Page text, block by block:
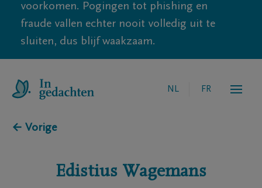
voorkomen. Pogingen tot phishing en
fraude vallen echter nooit volledig uit te
sluiten, dus blijf waakzaam.
NL FR
← Vorige
Edistius Wagemans